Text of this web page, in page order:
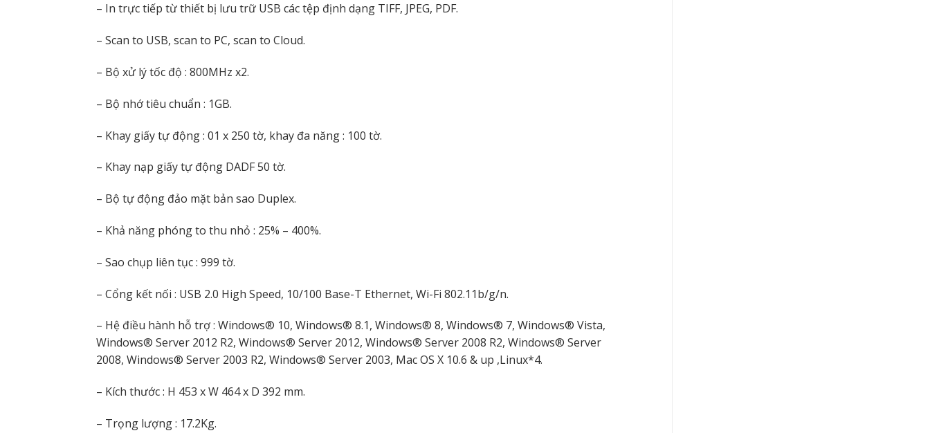
– In trực tiếp từ thiết bị lưu trữ USB các tệp định dạng TIFF, JPEG, PDF.
– Scan to USB, scan to PC, scan to Cloud.
– Bộ xử lý tốc độ : 800MHz x2.
– Bộ nhớ tiêu chuẩn : 1GB.
– Khay giấy tự động : 01 x 250 tờ, khay đa năng : 100 tờ.
– Khay nạp giấy tự động DADF 50 tờ.
– Bộ tự động đảo mặt bản sao Duplex.
– Khả năng phóng to thu nhỏ : 25% – 400%.
– Sao chụp liên tục : 999 tờ.
– Cổng kết nối : USB 2.0 High Speed, 10/100 Base-T Ethernet, Wi-Fi 802.11b/g/n.
– Hệ điều hành hỗ trợ : Windows® 10, Windows® 8.1, Windows® 8, Windows® 7, Windows® Vista,
Windows® Server 2012 R2, Windows® Server 2012, Windows® Server 2008 R2, Windows® Server
2008, Windows® Server 2003 R2, Windows® Server 2003, Mac OS X 10.6 & up ,Linux*4.
– Kích thước : H 453 x W 464 x D 392 mm.
– Trọng lượng : 17.2Kg.